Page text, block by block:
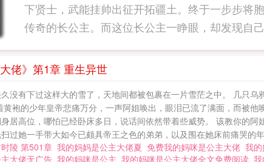
下贤士，武能挂帅出征开拓疆土。终于一步步将
佬》第1章 重生异世
没有下过这样大的雪了，天地间都被包裹在一片雪茫之中。 几只
袍的少年皇帝悲痛万分，一声阿姐唤出，眼泪已流了满面，而被
居高位，哪怕已经卧床多日，说话间依然带着些威势。 该教你的
过她一手带大如今已颇具帝王之色的弟弟，以及围在她床前痛哭的
陵 第501章 我的妈妈是公主大佬夏 免费我的妈咪是公主大佬 我
大佬无广告 我的妈咪是公主 我的妈咪是公主大佬全文免费阅读